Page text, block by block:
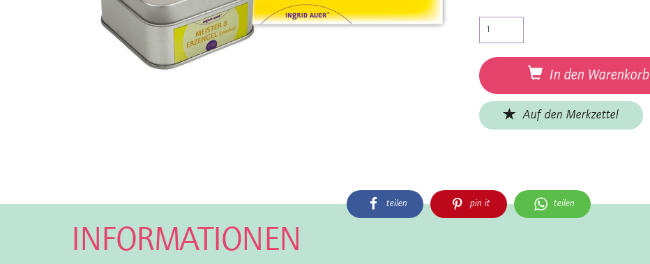
In den Warenkorb
Auf den Merkzettel
teilen pin it teilen
INFORMATIONEN